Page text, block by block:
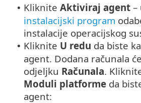
• Kliknite Aktiviraj agent –
instalacijski program
instalacije operacijskog
• Kliknite U redu da biste
agent. Dodana računala
odjeljku Računala.
Moduli platforme da
agent: